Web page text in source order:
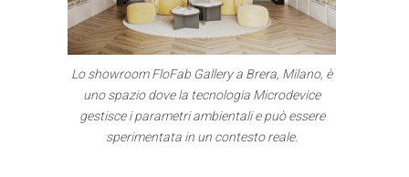
Lo showroom FloFab Gallery a Brera, Milano, è
uno spazio dove la tecnologia Microdevice
gestisce i parametri ambientali e può essere
sperimentata in un contesto reale.